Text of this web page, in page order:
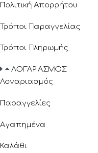
Πολιτική Απορρήτου
Τρόποι Παραγγελίας
Τρόποι Πληρωμής
ΛΟΓΑΡΙΑΣΜΟΣ
Λογαριασμός
Παραγγελίες
Αγαπημένα
Καλάθι